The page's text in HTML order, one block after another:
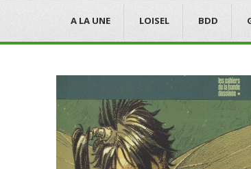
A LA UNE LOISEL BDD